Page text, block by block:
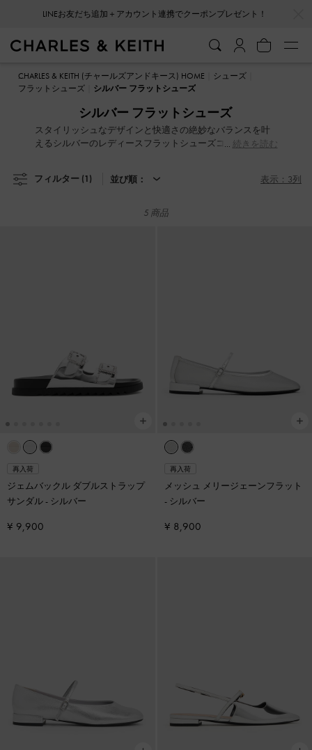
LINEお友だち追加＋アカウント連携でクーポンプレゼント！
LINEお友だち追加＋アカウント連携でクーポンプレゼント！
CHARLES & KEITH (チャールズアンドキース) HOME
シューズ
フラットシューズ
シルバー フラットシューズ
シルバー フラットシューズ
スタイリッシュなデザインと快適さの絶妙なバランスを叶
えるシルバーのレディースフラットシューズコレクション
ーなメリージェーン、上品なレザーのローファーなど、バ
キュートなプリント、スタッズ付きバックルやドラマティ
続きを読む
フィルター (1) 並び順： 表示：3列
5 商品
再入荷
ジェムバックル ダブルストラップ
サンダル- シルバー
¥ 9,900
再入荷
メッシュ メリージェーンフラット
- シルバー
¥ 8,900